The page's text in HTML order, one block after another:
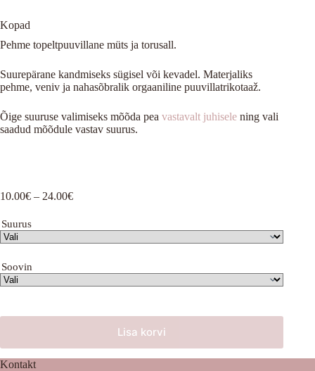
Kopad
Pehme topeltpuuvillane müts ja torusall.
Suurepärane kandmiseks sügisel või kevadel. Materjaliks
pehme, veniv ja nahasõbralik orgaaniline puuvillatrikotaaž.
Õige suuruse valimiseks mõõda pea vastavalt juhisele ning vali
saadud mõõdule vastav suurus.
10.00€ – 24.00€Hinnavahemik:
24.00€
Suurus
Soovin
Lisa korvi
Kontakt